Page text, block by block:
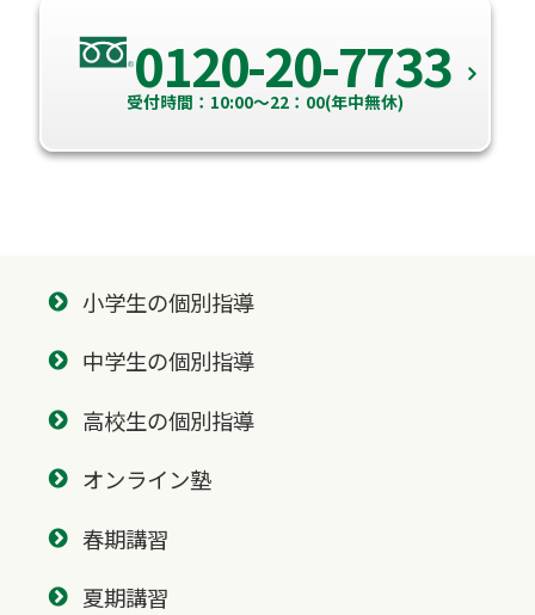
0120-20-7733
受付時間：10:00～22：00(年中無休)
小学生の個別指導
中学生の個別指導
高校生の個別指導
オンライン塾
春期講習
夏期講習